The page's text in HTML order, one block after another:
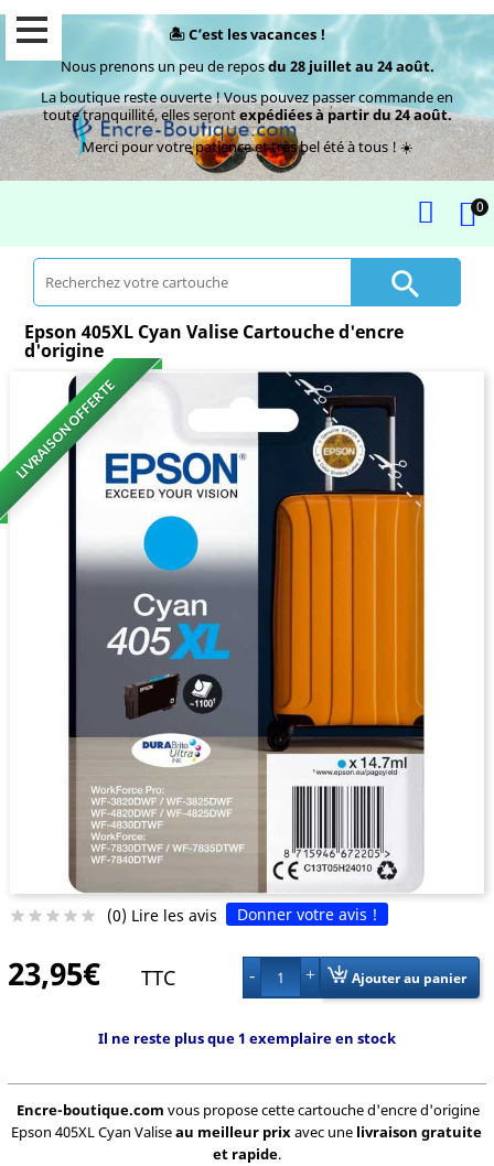
🏝️ C’est les vacances !
Nous prenons un peu de reposdu 28 juillet au 24 août.
La boutique reste ouverte ! Vous pouvez passer commande en
toute tranquillité, elles serontexpédiées à partir du 24 août.
Merci pour votre patience et très bel été à tous ! ☀️
0

Epson 405XL Cyan Valise Cartouche d'encre
d'origine
LIVRAISON OFFERTE
     (0) Lire les avis Donner votre avis !
23,95€ TTC 1 Ajouter au panier
Il ne reste plus que 1 exemplaire en stock
Encre-boutique.com vous propose cette cartouche d'encre d'origine
Epson 405XL Cyan Valiseau meilleur prixavec une livraison gratuite
et rapide.